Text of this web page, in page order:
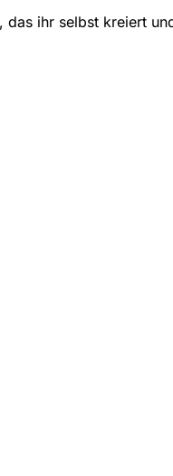
das ihr selbst kreiert